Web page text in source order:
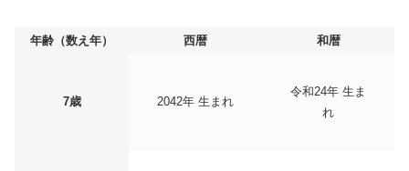
年齢（数え年） 西暦 和暦
7歳 2042年 生まれ
令和24年 生ま
れ